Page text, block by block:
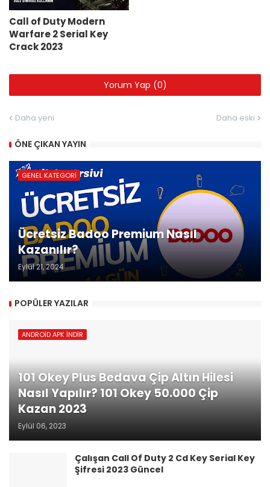
Call of Duty Modern
Warfare 2 Serial Key
Crack 2023
Yorum Yap (0)
Daha yeni Daha eski
ÖNE ÇIKAN YAYIN
GENEL KATEGORI
Ücretsiz Badoo Premium Nasıl
Kazanılır?
Eylül 21, 2024
POPÜLER YAZILAR
ANDROID APK İNDIR
101 Okey Plus Bedava Çip Altın Hilesi
Nasıl Yapılır? 101 Okey 50.000 Çip
Kazan 2023
Eylül 06, 2023
Çalışan Call Of Duty 2 Cd Key Serial Key
Şifresi 2023 Güncel